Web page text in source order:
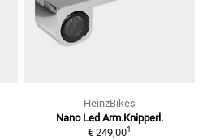
HeinzBikes
Nano Led Arm.Knipperl.
€ 249,001